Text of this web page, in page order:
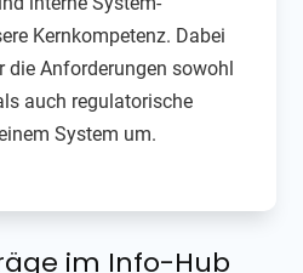
Kernkompetenz. Dabei
die Anforderungen sowohl
auch regulatorische
System um.
im Info-Hub